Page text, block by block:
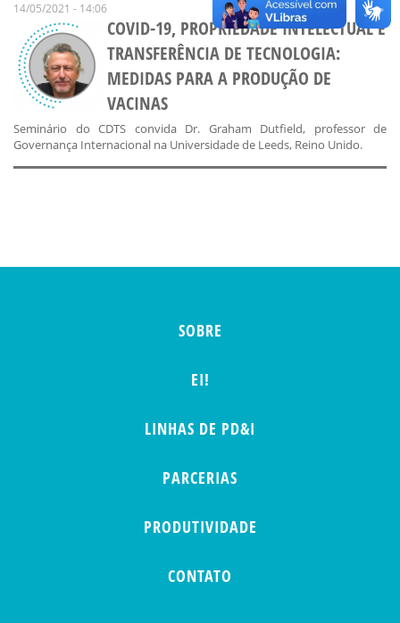
14/05/2021 - 14:06
COVID-19, PROPRIEDADE INTELECTUAL E
TRANSFERÊNCIA DE TECNOLOGIA:
MEDIDAS PARA A PRODUÇÃO DE
VACINAS
Seminário do CDTS convida Dr. Graham Dutfield, professor de
Governança Internacional na Universidade de Leeds, Reino Unido.
SOBRE
EI!
LINHAS DE PD&I
PARCERIAS
PRODUTIVIDADE
CONTATO